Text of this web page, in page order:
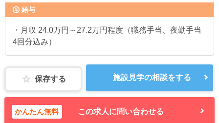
給与
・月収 24.0万円～27.2万円程度（職務手当、夜勤手当
4回分込み）
保存する 施設見学の相談をする
かんたん無料 この求人に問い合わせる